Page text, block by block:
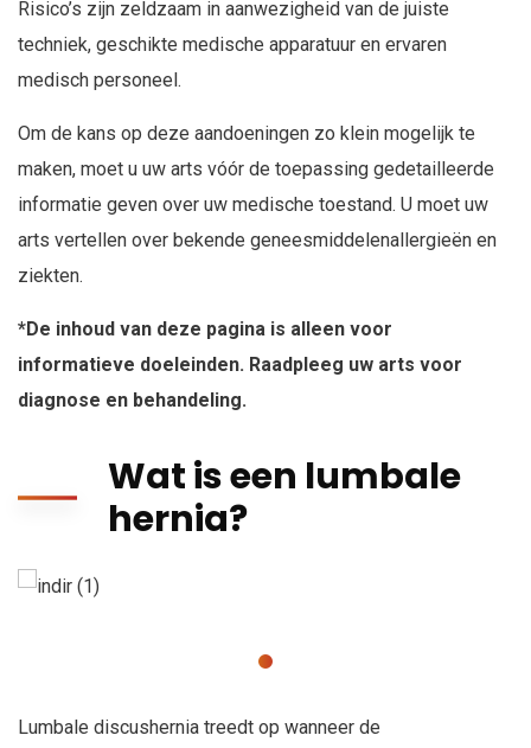
Risico’s zijn zeldzaam in aanwezigheid van de juiste
techniek, geschikte medische apparatuur en ervaren
medisch personeel.
Om de kans op deze aandoeningen zo klein mogelijk te
maken, moet u uw arts vóór de toepassing gedetailleerde
informatie geven over uw medische toestand. U moet uw
arts vertellen over bekende geneesmiddelenallergieën en
ziekten.
*De inhoud van deze pagina is alleen voor
informatieve doeleinden. Raadpleeg uw arts voor
diagnose en behandeling.
Wat is een lumbale
hernia?
Lumbale discushernia treedt op wanneer de